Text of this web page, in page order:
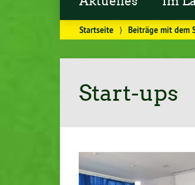
Startseite ⟩ Beiträge mit dem
Start-ups